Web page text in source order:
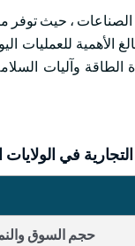
، حيث توفر
الأهمية
الطاقة وآليات
في
حجم السوق